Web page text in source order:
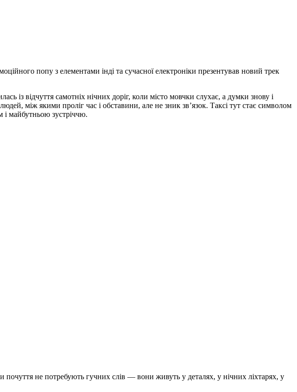
попу з елементами інді та сучасної електроніки презентував новий трек
із відчуття самотніх нічних доріг, коли місто мовчки слухає, а думки знову і
між якими проліг час і обставини, але не зник зв’язок. Таксі тут стає символом
і майбутньою зустріччю.
почуття не потребують гучних слів — вони живуть у деталях, у нічних ліхтарях, у